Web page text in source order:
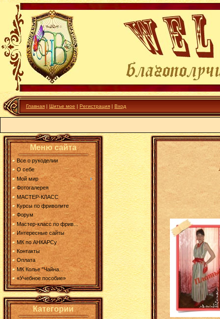
Главная | Шитье мое | Регистрация | Вход
Меню сайта
Все о рукоделии
О себе
Мой мир
Фотогалерея
МАСТЕР-КЛАСС
Курсы по фриволите
Форум
Мастер-класс по фрив...
Интересные сайты
МК по АНКАРСу
Контакты
Оплата
МК Колье "Чайна...
«Учебное пособие»
Категории